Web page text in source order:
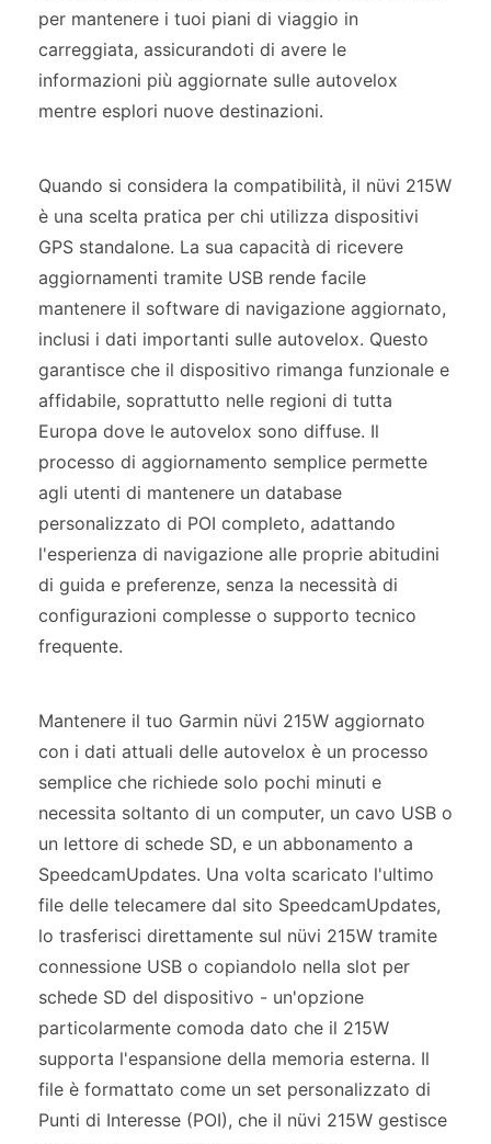
per mantenere i tuoi piani di viaggio in
carreggiata, assicurandoti di avere le
informazioni più aggiornate sulle autovelox
mentre esplori nuove destinazioni.
Quando si considera la compatibilità, il nüvi 215W
è una scelta pratica per chi utilizza dispositivi
GPS standalone. La sua capacità di ricevere
aggiornamenti tramite USB rende facile
mantenere il software di navigazione aggiornato,
inclusi i dati importanti sulle autovelox. Questo
garantisce che il dispositivo rimanga funzionale e
affidabile, soprattutto nelle regioni di tutta
Europa dove le autovelox sono diffuse. Il
processo di aggiornamento semplice permette
agli utenti di mantenere un database
personalizzato di POI completo, adattando
l'esperienza di navigazione alle proprie abitudini
di guida e preferenze, senza la necessità di
configurazioni complesse o supporto tecnico
frequente.
Mantenere il tuo Garmin nüvi 215W aggiornato
con i dati attuali delle autovelox è un processo
semplice che richiede solo pochi minuti e
necessita soltanto di un computer, un cavo USB o
un lettore di schede SD, e un abbonamento a
SpeedcamUpdates. Una volta scaricato l'ultimo
file delle telecamere dal sito SpeedcamUpdates,
lo trasferisci direttamente sul nüvi 215W tramite
connessione USB o copiandolo nella slot per
schede SD del dispositivo - un'opzione
particolarmente comoda dato che il 215W
supporta l'espansione della memoria esterna. Il
file è formattato come un set personalizzato di
Punti di Interesse (POI), che il nüvi 215W gestisce